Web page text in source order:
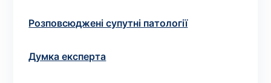
Розповсюджені супутні патології
Думка експерта
запишіться до лікаряна консультацію .
* Адміністрація клініки вживає всіх заходів для